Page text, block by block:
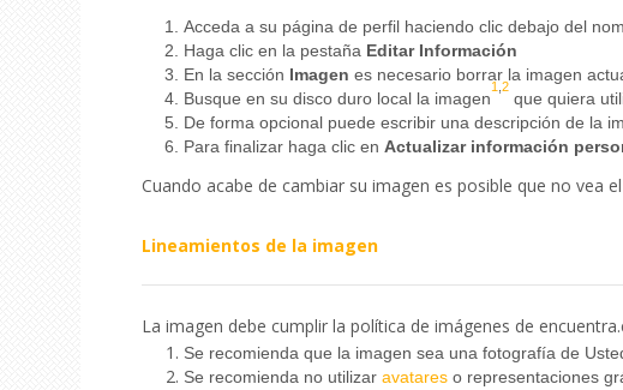
Acceda a su página de perfil haciendo clic debajo del
Haga clic en la pestaña Editar Información
En la sección Imagen es necesario borrar la imagen
Busque en su disco duro local la imagen
1 2
que quiera
De forma opcional puede escribir una descripción de la
Para finalizar haga clic en Actualizar información
Cuando acabe de cambiar su imagen es posible que no vea
Lineamientos de la imagen
La imagen debe cumplir la política de imágenes de
Se recomienda que la imagen sea una fotografía de
Se recomienda no utilizar avatareso representaciones